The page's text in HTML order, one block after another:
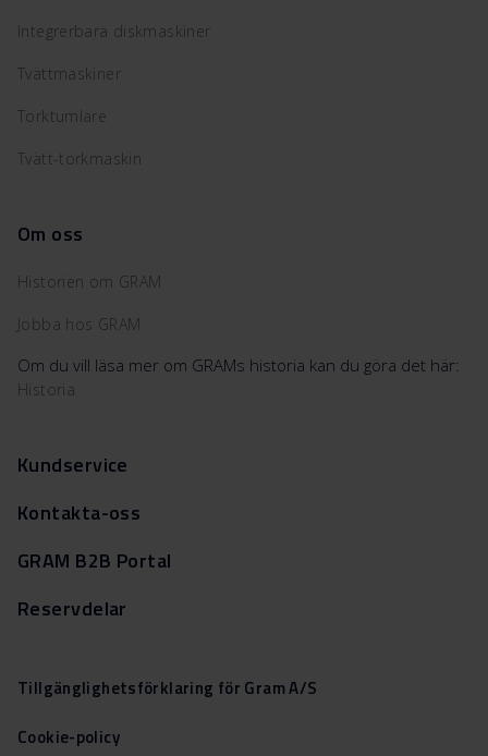
Integrerbara diskmaskiner
Tvättmaskiner
Torktumlare
Tvätt-torkmaskin
Om oss
Historien om GRAM
Jobba hos GRAM
Om du vill läsa mer om GRAMs historia kan du göra det här:
Historia
Kundservice
Kontakta-oss
GRAM B2B Portal
Reservdelar
Tillgänglighetsförklaring för Gram A/S
Cookie-policy